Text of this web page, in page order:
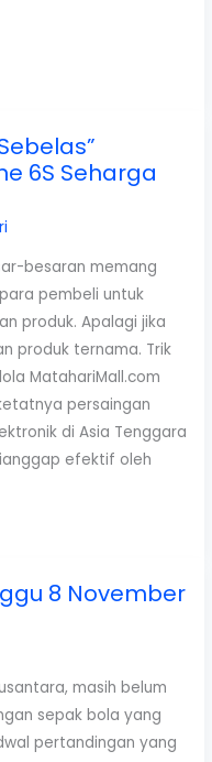
6S Seharga
besaran memang
pembeli untuk
produk. Apalagi jika
produk ternama. Trik
MatahariMall.com
persaingan
di Asia Tenggara
efektif oleh
8 November
masih belum
sepak bola yang
pertandingan yang